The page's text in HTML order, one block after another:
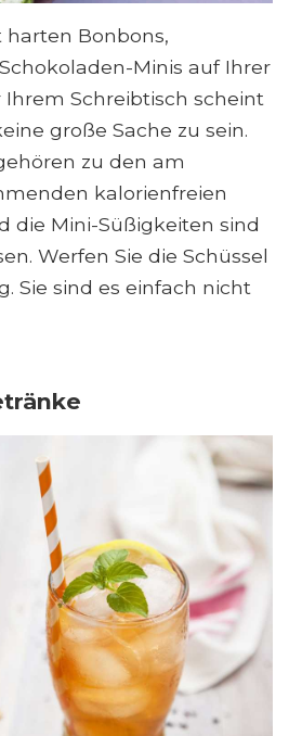
harten Bonbons,
Minis auf Ihrer
Schreibtisch scheint
große Sache zu sein.
zu den am
kalorienfreien
die Mini-Süßigkeiten sind
Werfen Sie die Schüssel
Sie sind es einfach nicht